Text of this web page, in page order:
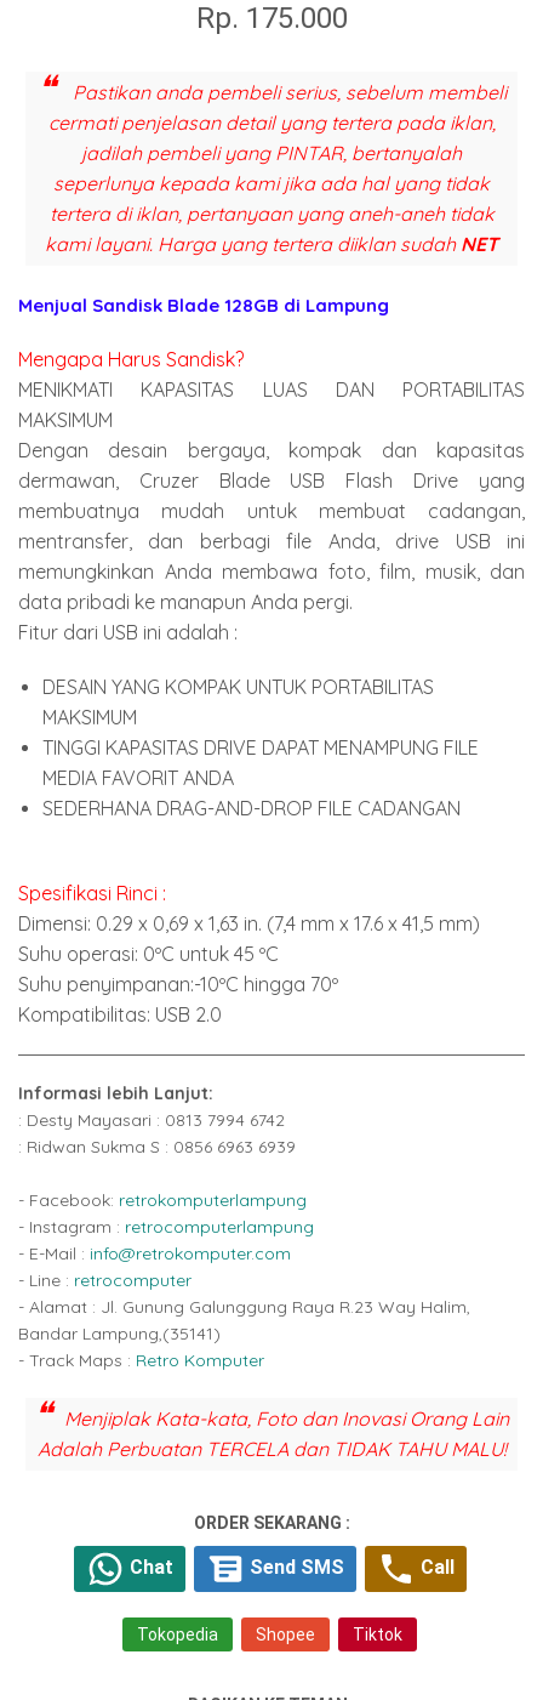
Rp. 175.000
Pastikan anda pembeli serius, sebelum membeli
cermati penjelasan detail yang tertera pada iklan,
jadilah pembeli yang PINTAR, bertanyalah
seperlunya kepada kami jika ada hal yang tidak
tertera di iklan, pertanyaan yang aneh-aneh tidak
kami layani. Harga yang tertera diiklan sudah NET
Menjual Sandisk Blade 128GB di Lampung
Mengapa Harus Sandisk?
MENIKMATI KAPASITAS LUAS DAN PORTABILITAS
MAKSIMUM
Dengan desain bergaya, kompak dan kapasitas
dermawan, Cruzer Blade USB Flash Drive yang
membuatnya mudah untuk membuat cadangan,
mentransfer, dan berbagi file Anda, drive USB ini
memungkinkan Anda membawa foto, film, musik, dan
data pribadi ke manapun Anda pergi.
Fitur dari USB ini adalah :
DESAIN YANG KOMPAK UNTUK PORTABILITAS
MAKSIMUM
TINGGI KAPASITAS DRIVE DAPAT MENAMPUNG FILE
MEDIA FAVORIT ANDA
SEDERHANA DRAG-AND-DROP FILE CADANGAN
Spesifikasi Rinci :
Dimensi: 0.29 x 0,69 x 1,63 in. (7,4 mm x 17.6 x 41,5 mm)
Suhu operasi: 0ºC untuk 45 ºC
Suhu penyimpanan:-10ºC hingga 70º
Kompatibilitas: USB 2.0
Informasi lebih Lanjut:
: Desty Mayasari : 0813 7994 6742
: Ridwan Sukma S : 0856 6963 6939
- Facebook: retrokomputerlampung
- Instagram : retrocomputerlampung
- E-Mail : info@retrokomputer.com
- Line : retrocomputer
- Alamat : Jl. Gunung Galunggung Raya R.23 Way Halim,
Bandar Lampung,(35141)
- Track Maps : Retro Komputer
Menjiplak Kata-kata, Foto dan Inovasi Orang Lain
Adalah Perbuatan TERCELA dan TIDAK TAHU MALU!
ORDER SEKARANG :
Chat Send SMS Call
Tokopedia Shopee Tiktok